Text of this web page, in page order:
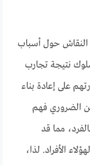
النقاش حول أسباب
نتيجة تجارب
على إعادة بناء
الضروري فهم
مما قد
الأفراد. لذا،